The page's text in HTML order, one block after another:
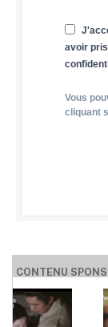
avoir
Vous
cliquant
CONTENU